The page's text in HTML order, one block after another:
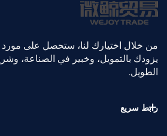
من خلال اختيارك لنا، ستحصل على مورد
يزودك بالتمويل، وخبير في الصناعة،
الطويل.
رابط سريع